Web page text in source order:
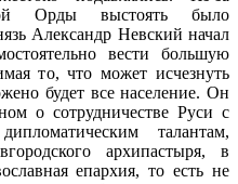
Орды выстоять было
Александр Невский начал
вести большую
то, что может исчезнуть
будет все население. Он
о сотрудничестве Руси с
талантам,
архипастыря, в
епархия, то есть не